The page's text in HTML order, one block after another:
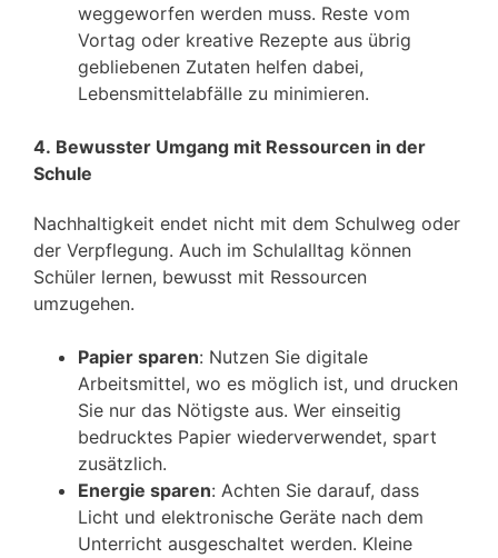
weggeworfen werden muss. Reste vom
Vortag oder kreative Rezepte aus übrig
gebliebenen Zutaten helfen dabei,
Lebensmittelabfälle zu minimieren.
4. Bewusster Umgang mit Ressourcen in der
Schule
Nachhaltigkeit endet nicht mit dem Schulweg oder
der Verpflegung. Auch im Schulalltag können
Schüler lernen, bewusst mit Ressourcen
umzugehen.
Papier sparen: Nutzen Sie digitale
Arbeitsmittel, wo es möglich ist, und drucken
Sie nur das Nötigste aus. Wer einseitig
bedrucktes Papier wiederverwendet, spart
zusätzlich.
Energie sparen: Achten Sie darauf, dass
Licht und elektronische Geräte nach dem
Unterricht ausgeschaltet werden. Kleine